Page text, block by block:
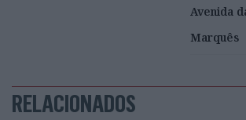
Avenida
Marquês
RELACIONADOS